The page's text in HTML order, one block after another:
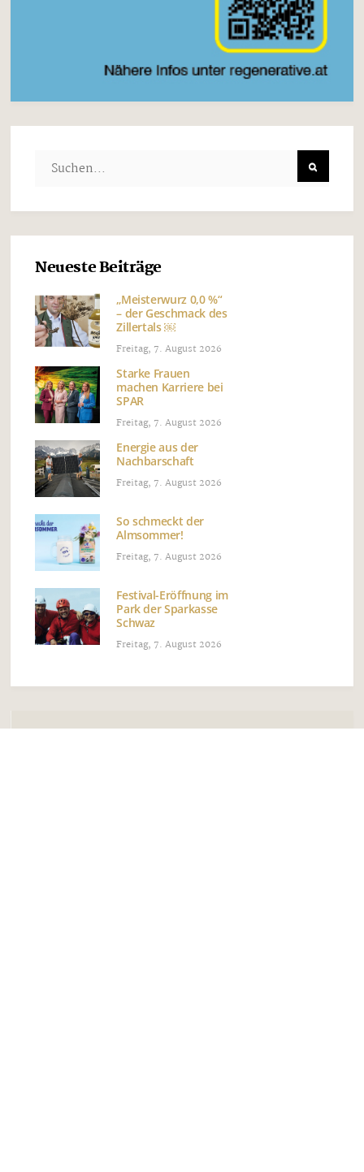
Neueste Beiträge
„Meisterwurz 0,0 %“
– der Geschmack des
Zillertals ￼
Freitag, 7. August 2026
Starke Frauen
machen Karriere bei
SPAR
Freitag, 7. August 2026
Energie aus der
Nachbarschaft
Freitag, 7. August 2026
So schmeckt der
Almsommer!
Freitag, 7. August 2026
Festival-Eröffnung im
Park der Sparkasse
Schwaz
Freitag, 7. August 2026